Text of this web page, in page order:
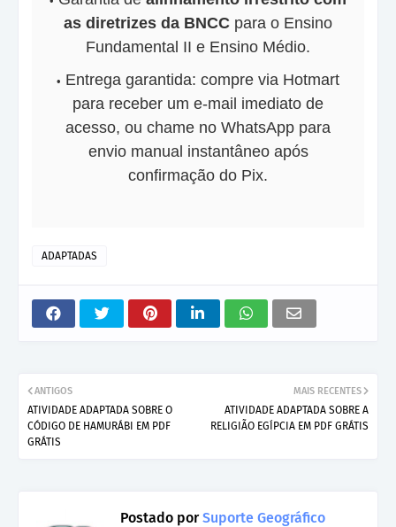
as diretrizes da BNCC para o Ensino
Fundamental II e Ensino Médio.
Entrega garantida: compre via Hotmart
para receber um e-mail imediato de
acesso, ou chame no WhatsApp para
envio manual instantâneo após
confirmação do Pix.
ADAPTADAS
MAIS RECENTES
ATIVIDADE ADAPTADA SOBRE A
RELIGIÃO EGÍPCIA EM PDF GRÁTIS
ANTIGOS
ATIVIDADE ADAPTADA SOBRE O
CÓDIGO DE HAMURÁBI EM PDF
GRÁTIS
Postado porSuporte Geográfico